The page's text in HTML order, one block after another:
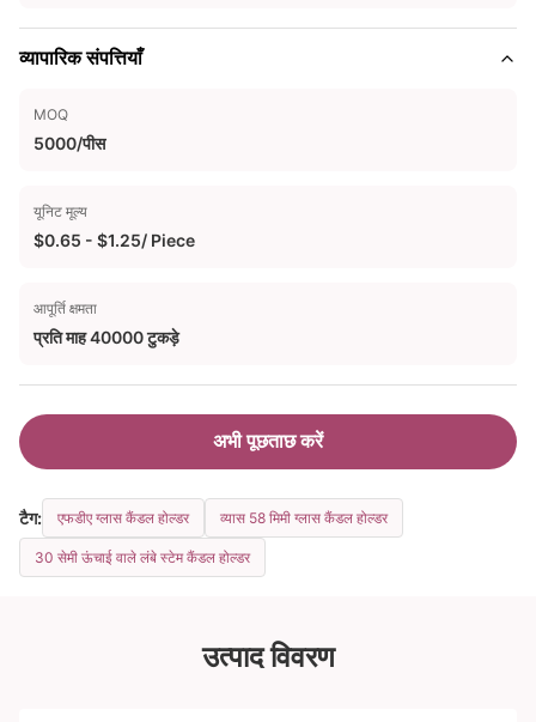
व्यापारिक संपत्तियाँ
MOQ
5000/पीस
यूनिट मूल्य
$0.65 - $1.25/ Piece
आपूर्ति क्षमता
प्रति माह 40000 टुकड़े
अभी पूछताछ करें
टैग: एफडीए ग्लास कैंडल होल्डर व्यास 58 मिमी ग्लास कैंडल होल्डर
30 सेमी ऊंचाई वाले लंबे स्टेम कैंडल होल्डर
उत्पाद विवरण